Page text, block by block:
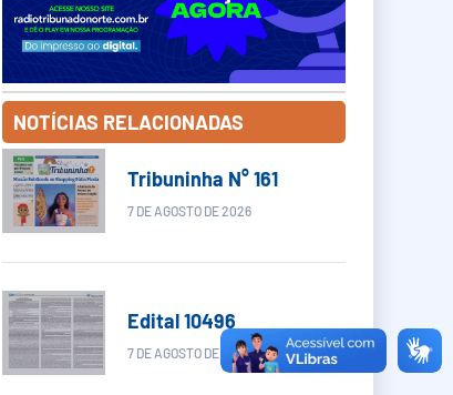
NOTÍCIAS RELACIONADAS
Tribuninha N° 161
7 DE AGOSTO DE 2026
Edital 10496
7 DE AGOSTO DE 2026